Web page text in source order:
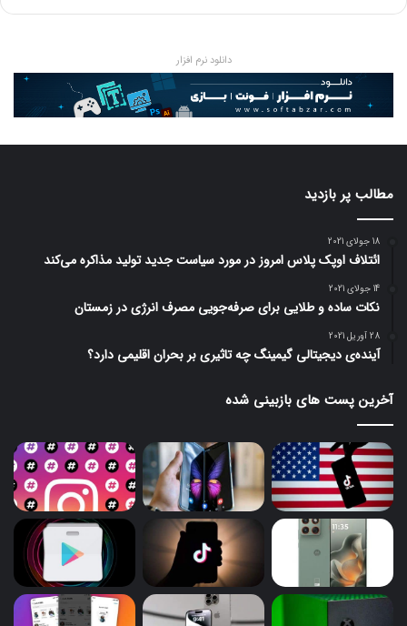
دانلود نرم افزار
مطالب پر بازدید
18 جولای 2021
ائتلاف اوپک پلاس امروز در مورد سیاست جدید تولید مذاکره می‌کند
14 جولای 2021
نکات ساده و طلایی برای صرفه‌جویی مصرف انرژی در زمستان
28 آوریل 2021
آینده‌ی دیجیتالی گیمینگ چه تاثیری بر بحران اقلیمی دارد؟
آخرین پست های بازبینی شده